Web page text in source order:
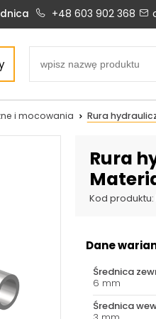
Biuro
PN-PT:
+48 603 902 368
i mocowania Rura
Rura
Kod produktu:
Dane
Średnica
6 mm
Średnica